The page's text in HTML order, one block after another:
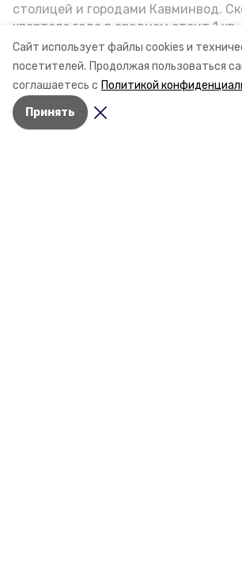
Сайт использует файлы cookies и
посетителей. Продолжая пользоваться
соглашаетесь с Политикой
Принять
столицей и городами Кавминвод.
квартале года в среднем стоит 1
городах и округах региона, как
первичку и вторичку, какова
стройки собственного жилья в этом
прогнозы о стоимости квадратных
эксперты, выясняла корреспондент
Разделы
Новости